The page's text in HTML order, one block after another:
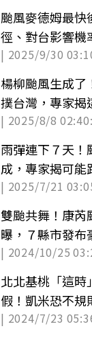
颱風麥德姆最快
徑、對台影響機
一次看
| 2025/9/30
楊柳颱風生成了
撲台灣，專家揭
| 2025/8/8
雨彈連下７天！
成，專家揭可能
間點
| 2025/7/21
雙颱共舞！康芮
曝，７縣市發布
| 2024/10/25
北北基桃「這時
假！凱米恐不規
風雨時程
| 2024/7/23